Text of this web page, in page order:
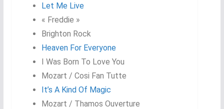
Let Me Live
« Freddie »
Brighton Rock
Heaven For Everyone
I Was Born To Love You
Mozart / Cosi Fan Tutte
It’s A Kind Of Magic
Mozart / Thamos Ouverture